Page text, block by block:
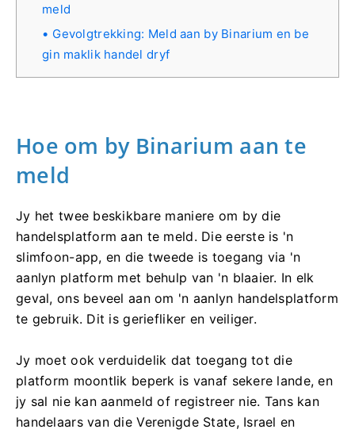
meld
Gevolgtrekking: Meld aan by Binarium en be
gin maklik handel dryf
Hoe om by Binarium aan te
meld
Jy het twee beskikbare maniere om by die
handelsplatform aan te meld. Die eerste is 'n
slimfoon-app, en die tweede is toegang via 'n
aanlyn platform met behulp van 'n blaaier. In elk
geval, ons beveel aan om 'n aanlyn handelsplatform
te gebruik. Dit is geriefliker en veiliger.
Jy moet ook verduidelik dat toegang tot die
platform moontlik beperk is vanaf sekere lande, en
jy sal nie kan aanmeld of registreer nie. Tans kan
handelaars van die Verenigde State, Israel en